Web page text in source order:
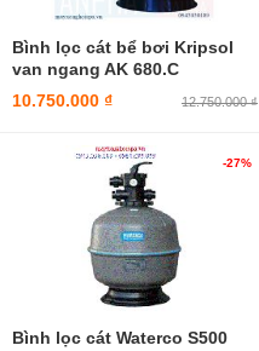
Bình lọc cát bể bơi Kripsol
van ngang AK 680.C
10.750.000 ₫
12.750.000 ₫
Bình lọc cát Waterco S500
-27%